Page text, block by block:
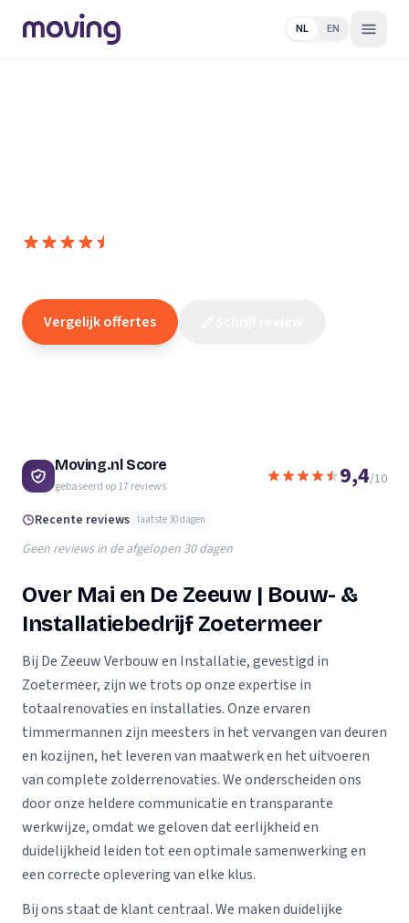
NL EN
Vergelijk offertes
Moving.nl Score
gebaseerd op17reviews 9,4/10
Recente reviews laatste 30 dagen
Geen reviews in de afgelopen 30 dagen
Over Mai en De Zeeuw | Bouw- &
Installatiebedrijf Zoetermeer
Bij De Zeeuw Verbouw en Installatie, gevestigd in
Zoetermeer, zijn we trots op onze expertise in
totaalrenovaties en installaties. Onze ervaren
timmermannen zijn meesters in het vervangen van deuren
en kozijnen, het leveren van maatwerk en het uitvoeren
van complete zolderrenovaties. We onderscheiden ons
door onze heldere communicatie en transparante
werkwijze, omdat we geloven dat eerlijkheid en
duidelijkheid leiden tot een optimale samenwerking en
een correcte oplevering van elke klus.
Bij ons staat de klant centraal. We maken duidelijke